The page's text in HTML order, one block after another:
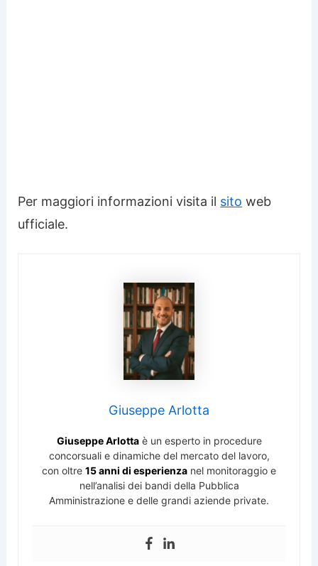
Per maggiori informazioni visita il sito web
ufficiale.
Giuseppe Arlotta
Giuseppe Arlottaè un esperto in procedure
concorsuali e dinamiche del mercato del lavoro,
con oltre 15 anni di esperienza nel monitoraggio e
nell’analisi dei bandi della Pubblica
Amministrazione e delle grandi aziende private.